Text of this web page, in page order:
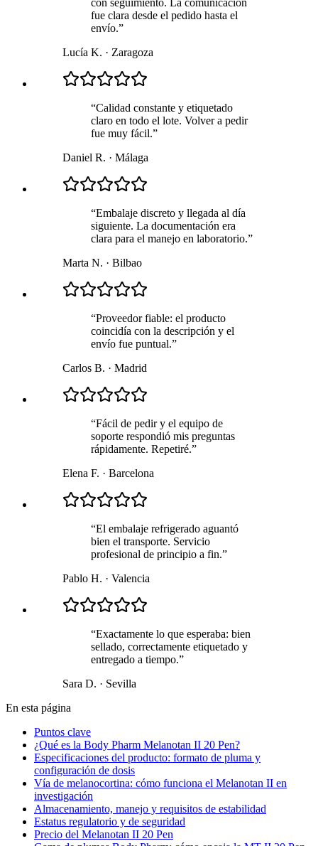
fue clara desde el pedido hasta el
envío.”
Lucía K. · Zaragoza
“Calidad constante y etiquetado
claro en todo el lote. Volver a pedir
fue muy fácil.”
Daniel R. · Málaga
“Embalaje discreto y llegada al día
siguiente. La documentación era
clara para el manejo en laboratorio.”
Marta N. · Bilbao
“Proveedor fiable: el producto
coincidía con la descripción y el
envío fue puntual.”
Carlos B. · Madrid
“Fácil de pedir y el equipo de
soporte respondió mis preguntas
rápidamente. Repetiré.”
Elena F. · Barcelona
“El embalaje refrigerado aguantó
bien el transporte. Servicio
profesional de principio a fin.”
Pablo H. · Valencia
“Exactamente lo que esperaba: bien
sellado, correctamente etiquetado y
entregado a tiempo.”
Sara D. · Sevilla
En esta página
Puntos clave
¿Qué es la Body Pharm Melanotan II 20 Pen?
Especificaciones del producto: formato de pluma y
configuración de dosis
Vía de melanocortina: cómo funciona el Melanotan II en
investigación
Almacenamiento, manejo y requisitos de estabilidad
Estatus regulatorio y de seguridad
Precio del Melanotan II 20 Pen